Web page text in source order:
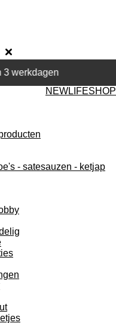
3 werkdagen
NEWLIFESHOP
- satesauzen - ketjap